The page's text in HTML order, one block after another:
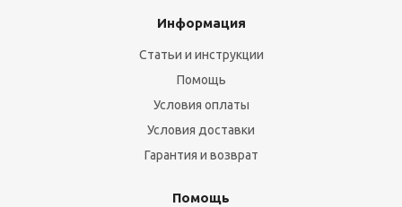
Информация
Статьи и инструкции
Помощь
Условия оплаты
Условия доставки
Гарантия и возврат
Помощь